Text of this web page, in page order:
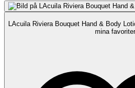
LAcuila Riviera Bouquet Hand & Body
mina favoriter